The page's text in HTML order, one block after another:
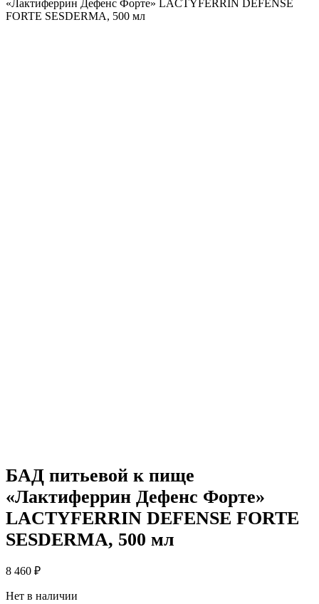
«Лактиферрин Дефенс Форте» LACTYFERRIN DEFENSE
FORTE SESDERMA, 500 мл
БАД питьевой к пище
«Лактиферрин Дефенс Форте»
LACTYFERRIN DEFENSE FORTE
SESDERMA, 500 мл
8 460 ₽
Нет в наличии